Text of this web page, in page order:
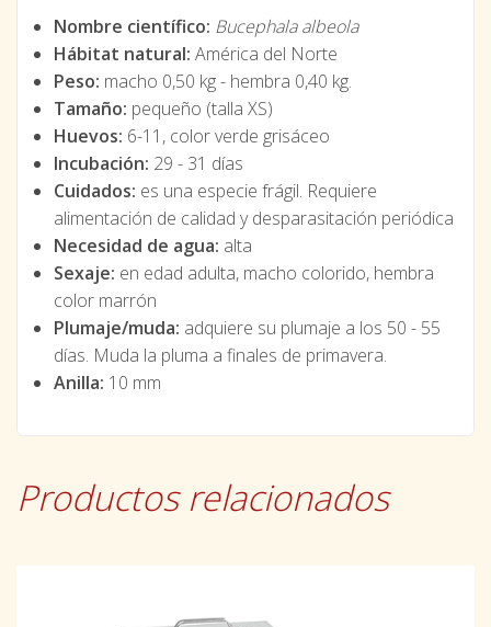
Nombre científico: Bucephala albeola
Hábitat natural: América del Norte
Peso: macho 0,50 kg - hembra 0,40 kg.
Tamaño: pequeño (talla XS)
Huevos: 6-11, color verde grisáceo
Incubación: 29 - 31 días
Cuidados: es una especie frágil. Requiere
alimentación de calidad y desparasitación periódica
Necesidad de agua: alta
Sexaje: en edad adulta, macho colorido, hembra
color marrón
Plumaje/muda: adquiere su plumaje a los 50 - 55
días. Muda la pluma a finales de primavera.
Anilla: 10 mm
Productos relacionados